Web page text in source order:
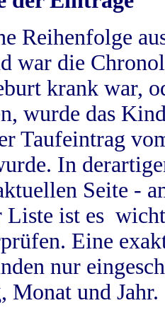
Reihenfolge
war die
krank war,
wurde das
Taufeintrag
In
Seite -
Liste ist es
Eine
nur
Monat und Jahr.